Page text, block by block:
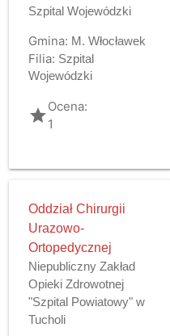
Szpital Wojewódzki
Gmina: M. Włocławek
Filia: Szpital
Wojewódzki
gradeOcena:
1
Oddział Chirurgii
Urazowo-
Ortopedycznej
Niepubliczny Zakład
Opieki Zdrowotnej
"Szpital Powiatowy" w
Tucholi